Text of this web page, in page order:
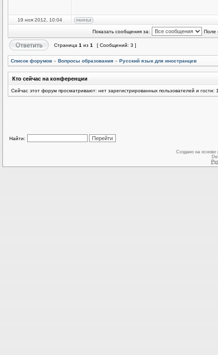
19 ноя 2012, 10:04
Показать сообщения за: Поле
Страница 1 из 1 [ Сообщений: 3 ]
Список форумов » Вопросы образования » Русский язык для иностранцев
Кто сейчас на конференции
Сейчас этот форум просматривают: нет зарегистрированных пользователей и гости:
Найти:
Создано на основе